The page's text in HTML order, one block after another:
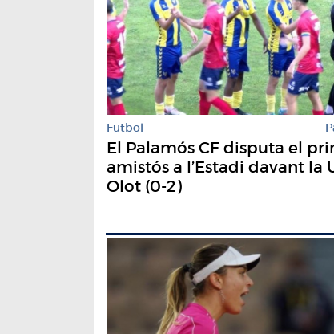
Futbol
El Palamós CF disputa el
amistós a l’Estadi davant la
Olot (0-2)